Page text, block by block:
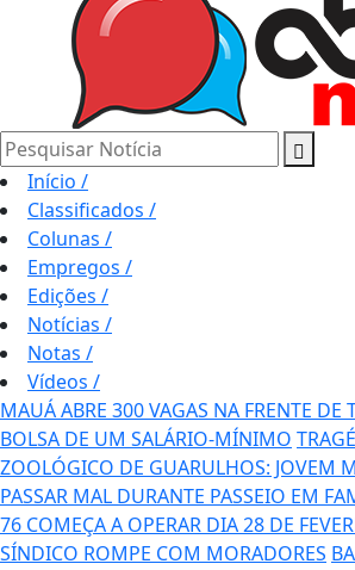
Pesquisar Notícia
Início /
Classificados /
Colunas /
Empregos /
Edições /
Notícias /
Notas /
Vídeos /
MAUÁ ABRE 300 VAGAS NA FRENTE DE
BOLSA DE UM SALÁRIO-MÍNIMO
ZOOLÓGICO DE GUARULHOS: JOVEM
PASSAR MAL DURANTE PASSEIO EM
76 COMEÇA A OPERAR DIA 28 DE
SÍNDICO ROMPE COM MORADORES